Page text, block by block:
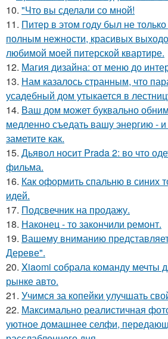
10. "Что вы сделали со мной!
11. Питер в этом году был не
полным нежности, красивых
любимой моей питерской квартире.
12. Магия дизайна: от меню до
13. Нам казалось странным, что
усадебный дом утыкается в
14. Ваш дом может буквально
медленно съедать вашу энергию -
заметите как.
15. Дьявол носит Prada 2: во что
фильма.
16. Как оформить спальню в синих
идей.
17. Подсвечник на продажу.
18. Наконец - то закончили ремонт.
19. Вашему вниманию
Дереве".
20. Xiaomi собрала команду мечты
рынке авто.
21. Учимся за копейки улучшать
22. Максимально реалистичная
уютное домашнее селфи,